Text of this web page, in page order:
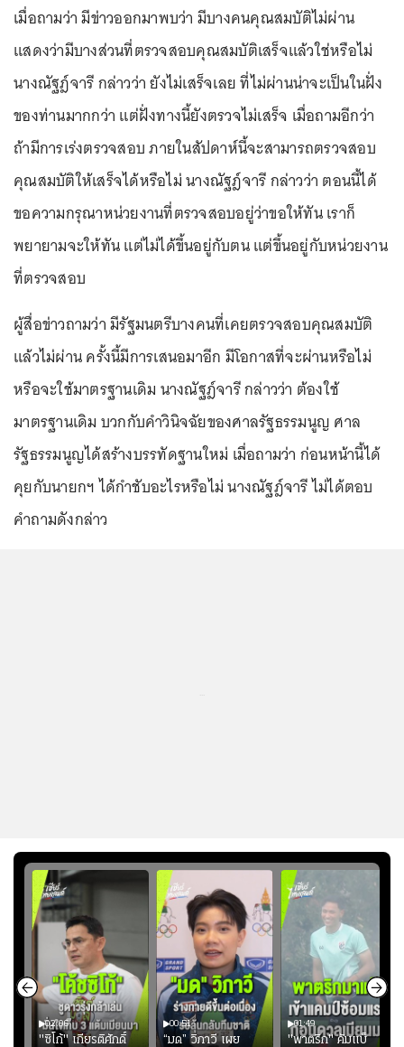
เมื่อถามว่า มีข่าวออกมาพบว่า มีบางคนคุณสมบัติไม่ผ่าน
แสดงว่ามีบางส่วนที่ตรวจสอบคุณสมบัติเสร็จแล้วใช่หรือไม่
นางณัฐฎ์จารี กล่าวว่า ยังไม่เสร็จเลย ที่ไม่ผ่านน่าจะเป็นในฝั่ง
ของท่านมากกว่า แต่ฝั่งทางนี้ยังตรวจไม่เสร็จ เมื่อถามอีกว่า
ถ้ามีการเร่งตรวจสอบ ภายในสัปดาห์นี้จะสามารถตรวจสอบ
คุณสมบัติให้เสร็จได้หรือไม่ นางณัฐฎ์จารี กล่าวว่า ตอนนี้ได้
ขอความกรุณาหน่วยงานที่ตรวจสอบอยู่ว่าขอให้ทัน เราก็
พยายามจะให้ทัน แต่ไม่ได้ขึ้นอยู่กับตน แต่ขึ้นอยู่กับหน่วยงาน
ที่ตรวจสอบ
ผู้สื่อข่าวถามว่า มีรัฐมนตรีบางคนที่เคยตรวจสอบคุณสมบัติ
แล้วไม่ผ่าน ครั้งนี้มีการเสนอมาอีก มีโอกาสที่จะผ่านหรือไม่
หรือจะใช้มาตรฐานเดิม นางณัฐฎ์จารี กล่าวว่า ต้องใช้
มาตรฐานเดิม บวกกับคำวินิจฉัยของศาลรัฐธรรมนูญ ศาล
รัฐธรรมนูญได้สร้างบรรทัดฐานใหม่ เมื่อถามว่า ก่อนหน้านี้ได้
คุยกับนายกฯ ได้กำชับอะไรหรือไม่ นางณัฐฎ์จารี ไม่ได้ตอบ
คำถามดังกล่าว
02:06
"ซิโก้" เกียรติศักดิ์
00:51
“มด” วิภาวี เผย
01:49
"พาตริก" คัมแบ็